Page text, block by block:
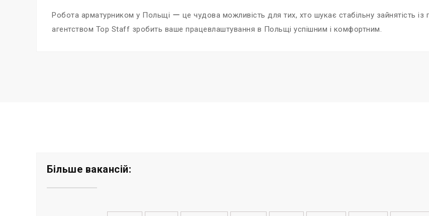
Робота арматурником у Польщі ー це чудова можливість для тих, хто шукає стабільну зайнятість із
агентством Top Staff зробить ваше працевлаштування в Польщі успішним і комфортним.
Більше вакансій: